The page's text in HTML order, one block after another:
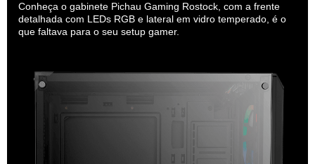
Conheça o gabinete Pichau Gaming Rostock, com a frente
detalhada com LEDs RGB e lateral em vidro temperado, é o
que faltava para o seu setup gamer.